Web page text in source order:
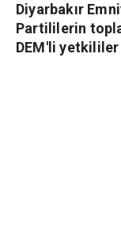
Diyarbakır
Partililerin
DEM'li